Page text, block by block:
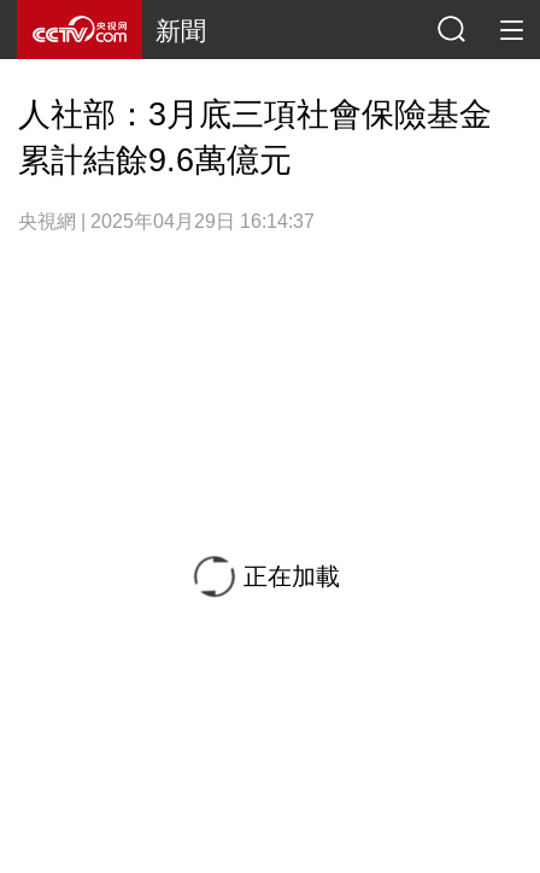
新聞
人社部：3月底三項社會保險基金
累計結餘9.6萬億元
央視網 | 2025年04月29日 16:14:37
正在加載